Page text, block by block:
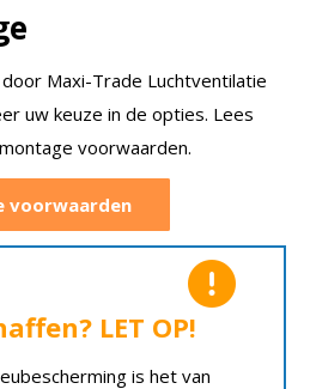
Maxi-Trade Luchtventilatie
uw keuze in de opties. Lees
voorwaarden.
voorwaarden
LET OP!
is het van